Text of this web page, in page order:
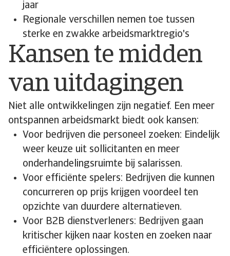
jaar
Regionale verschillen nemen toe tussen
sterke en zwakke arbeidsmarktregio's
Kansen te midden
van uitdagingen
Niet alle ontwikkelingen zijn negatief. Een meer
ontspannen arbeidsmarkt biedt ook kansen:
Voor bedrijven die personeel zoeken: Eindelijk
weer keuze uit sollicitanten en meer
onderhandelingsruimte bij salarissen.
Voor efficiënte spelers: Bedrijven die kunnen
concurreren op prijs krijgen voordeel ten
opzichte van duurdere alternatieven.
Voor B2B dienstverleners: Bedrijven gaan
kritischer kijken naar kosten en zoeken naar
efficiëntere oplossingen.